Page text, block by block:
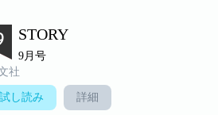
STORY
9月号
社
試し読み 詳細